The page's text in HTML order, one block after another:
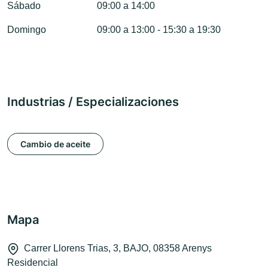
Sábado 09:00 a 14:00
Domingo 09:00 a 13:00 - 15:30 a 19:30
Industrias / Especializaciones
Cambio de aceite
Mapa
Carrer Llorens Trias, 3, BAJO, 08358 Arenys
Residencial